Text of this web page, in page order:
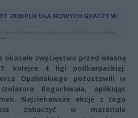
2026 PLN DLA NOWYCH GRACZY W
Reklamujemy tylko legalnych bukmacherów. Hazard
okazałe zwycięstwo przed własną
kolejce 4 ligi podkarpackiej.
Opalińskiego pozostawili w
Boguchwała, aplikując
Najciekawsze akcje z tego
zobaczyć w materiale